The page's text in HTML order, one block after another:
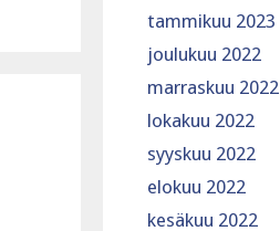
tammikuu 2023
joulukuu 2022
marraskuu 2022
lokakuu 2022
syyskuu 2022
elokuu 2022
kesäkuu 2022